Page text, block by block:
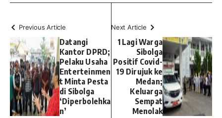
Previous Article
Datangi
Kantor DPRD;
Pelaku Usaha
Enterteinmen
t Minta Pesta
di Sibolga
‘Diperbolehka
n’
Next Article
1 Lagi Warga
Sibolga
Positif Covid-
19 Dirujuk ke
Medan;
Keluarga
Sempat
Menolak